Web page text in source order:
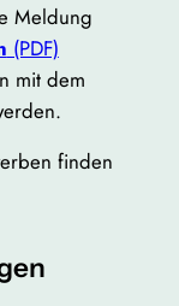
Meldung
(PDF)
mit dem
finden